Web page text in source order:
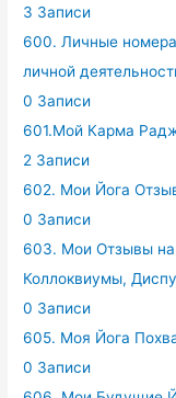
3 Записи
600. Личные номера
личной
0 Записи
601.Мой Карма
2 Записи
602. Мои Йога
0 Записи
603. Мои Отзывы на
Коллоквиумы,
0 Записи
605. Моя Йога
0 Записи